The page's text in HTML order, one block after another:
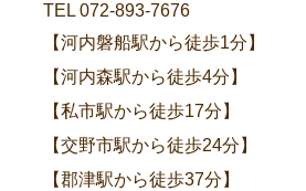
TEL 072-893-7676
【河内磐船駅から徒歩1分】
【河内森駅から徒歩4分】
【私市駅から徒歩17分】
【交野市駅から徒歩24分】
【郡津駅から徒歩37分】